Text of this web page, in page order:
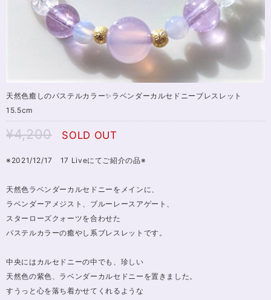
天然色癒しのパステルカラー✨ラベンダーカルセドニーブレスレット
15.5cm
¥4,200 SOLD OUT
※2021/12/17 17 Liveにてご紹介の品※
天然色ラベンダーカルセドニーをメインに、
ラベンダーアメジスト、ブルーレースアゲート、
スターローズクォーツを合わせた
パステルカラーの癒やし系ブレスレットです。
中央にはカルセドニーの中でも、珍しい
天然色の紫色、ラベンダーカルセドニーを置きました。
すうっと心を落ち着かせてくれるような